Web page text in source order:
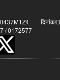
दिनांक/
/ 0172577